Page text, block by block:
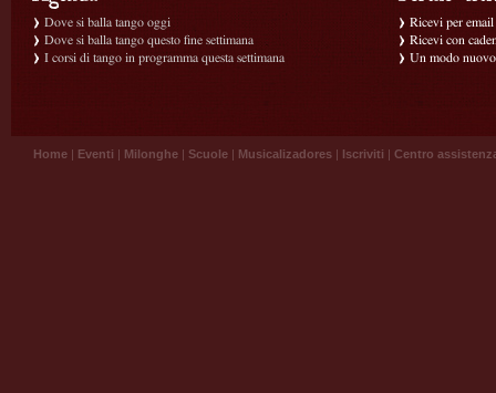
Dove si balla tango oggi
Dove si balla tango questo fine settimana
I corsi di tango in programma questa settimana
Ricevi per
Ricevi con
Un modo
Home | Eventi | Milonghe | Scuole | Musicalizadores | Iscriviti | Centro